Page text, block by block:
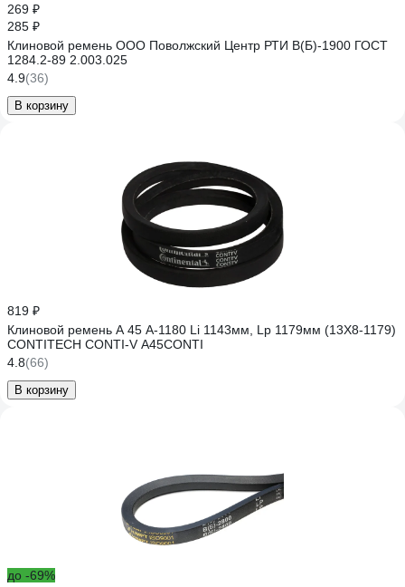
269 ₽
285 ₽
Клиновой ремень ООО Поволжский Центр РТИ В(Б)-1900 ГОСТ
1284.2-89 2.003.025
4.9(36)
В корзину
819 ₽
Клиновой ремень A 45 A-1180 Li 1143мм, Lp 1179мм (13X8-1179)
CONTITECH CONTI-V A45CONTI
4.8(66)
В корзину
до -69%